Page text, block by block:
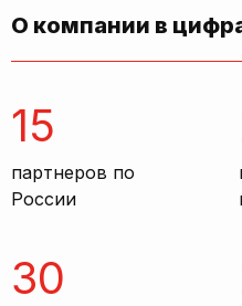
О компании в
15
партнеров по
России
30